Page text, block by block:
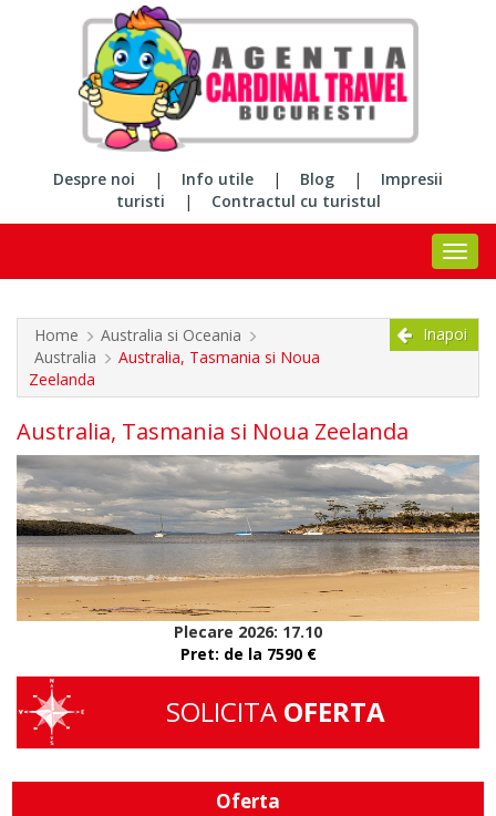
Despre noi | Info utile | Blog |
Impresii
turisti
| Contractul cu turistul
Home
Australia si Oceania
Australia
Australia, Tasmania si Noua
Zeelanda
Inapoi
Australia, Tasmania si Noua Zeelanda
Plecare 2026: 17.10
Pret: de la 7590 €
SOLICITA OFERTA
Oferta